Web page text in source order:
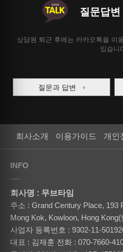
질문답
상담원 퇴근 후에는 카카오톡을 이
있습니
질문과 답변
회사소개 이용가이드 개인
INFO
회사명 : 무브타임
주소 : Grand Century Place, 193
Mong Kok, Kowloon, Hong
사업자 등록번호 : 9302-11-
대표 : 김재훈 전화 : 070-7660-